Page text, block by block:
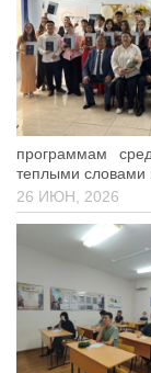
программам
теплыми словами
26 ИЮН, 2026